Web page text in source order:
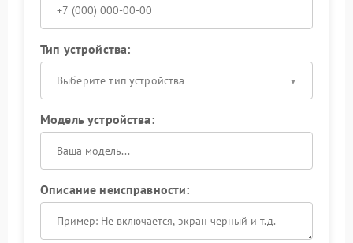
Тип устройства:
Выберите тип устройства
Модель устройства:
Описание неисправности: